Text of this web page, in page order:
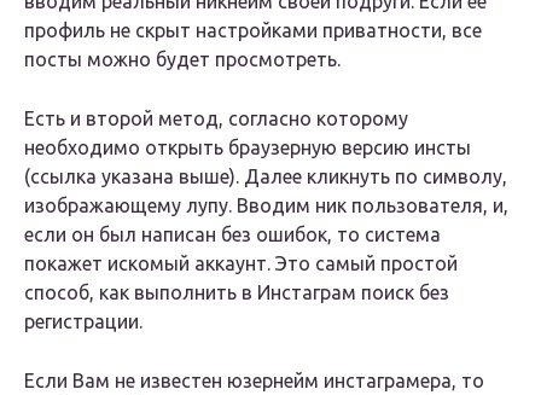
профиль не скрыт настройками приватности, все
посты можно будет просмотреть.
Есть и второй метод, согласно которому
необходимо открыть браузерную версию инсты
(ссылка указана выше). Далее кликнуть по символу,
изображающему лупу. Вводим ник пользователя, и,
если он был написан без ошибок, то система
покажет искомый аккаунт. Это самый простой
способ, как выполнить в Инстаграм поиск без
регистрации.
Если Вам не известен юзернейм инстаграмера, то